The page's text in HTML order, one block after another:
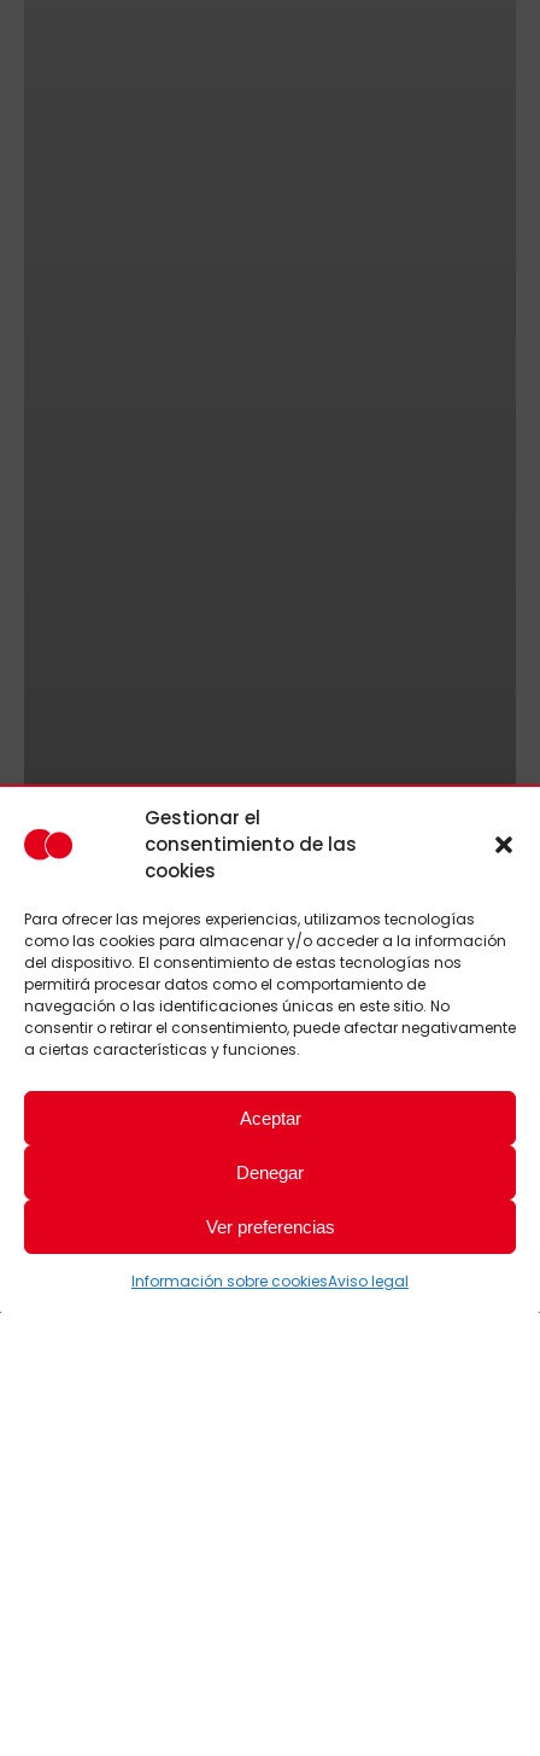
Gestionar el
consentimiento de las
cookies
Para ofrecer las mejores experiencias, utilizamos tecnologías
como las cookies para almacenar y/o acceder a la información
del dispositivo. El consentimiento de estas tecnologías nos
permitirá procesar datos como el comportamiento de
navegación o las identificaciones únicas en este sitio. No
consentir o retirar el consentimiento, puede afectar negativamente
a ciertas características y funciones.
Aceptar
Denegar
Ver preferencias
Información sobre cookiesAviso legal